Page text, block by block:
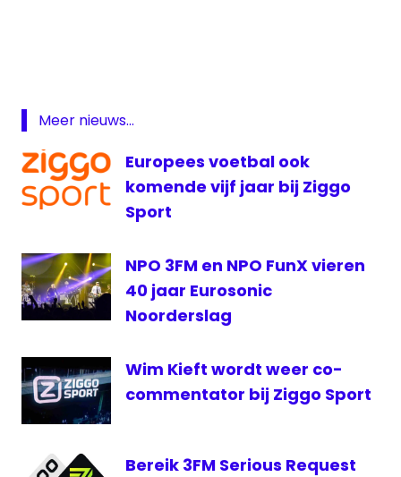
sport1
voetbal
VRT
Meer nieuws...
Europees voetbal ook
komende vijf jaar bij Ziggo
Sport
NPO 3FM en NPO FunX vieren
40 jaar Eurosonic
Noorderslag
Wim Kieft wordt weer co-
commentator bij Ziggo Sport
Bereik 3FM Serious Request